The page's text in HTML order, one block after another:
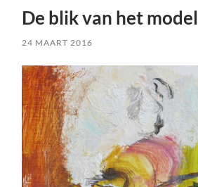
menu
De blik van het model
24 MAART 2016